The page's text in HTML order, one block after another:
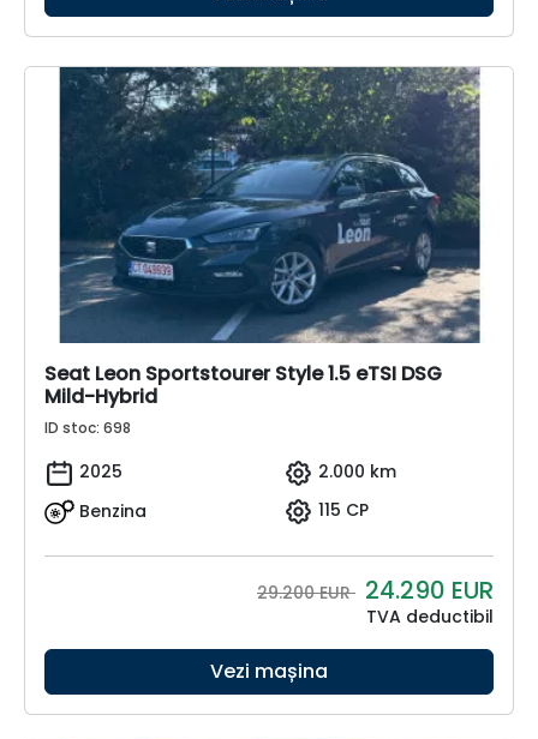
Seat Leon Sportstourer Style 1.5 eTSI DSG
Mild-Hybrid
ID stoc: 698
2025
2.000 km
Benzina
115 CP
29.200 EUR 24.290 EUR
TVA deductibil
Vezi mașina